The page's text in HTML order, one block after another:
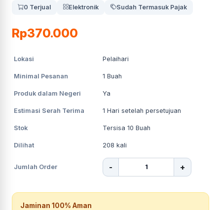
0 Terjual Elektronik Sudah Termasuk Pajak
Rp370.000
Lokasi Pelaihari
Minimal Pesanan 1 Buah
Produk dalam Negeri Ya
Estimasi Serah Terima 1 Hari setelah persetujuan
Stok Tersisa 10 Buah
Dilihat 208 kali
Jumlah Order - +
Jaminan 100% Aman